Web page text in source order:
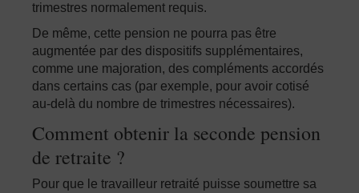
trimestres normalement requis.
De même, cette pension ne pourra pas être
augmentée par des dispositifs supplémentaires,
comme une majoration, des compléments accordés
dans certains cas (par exemple, pour avoir cotisé
au-delà du nombre de trimestres nécessaires).
Comment obtenir la seconde pension
de retraite ?
Pour que le travailleur retraité puisse soumettre sa